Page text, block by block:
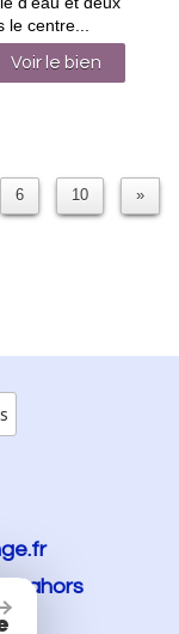
centre...
Voir le bien
6 10 »
Cahors